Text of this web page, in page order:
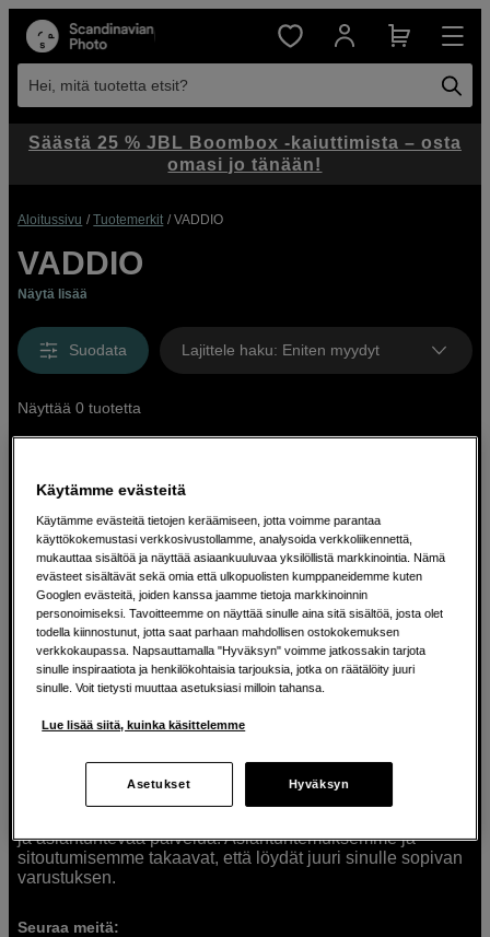
Hei, mitä tuotetta etsit?
Aloitussivu Tuotemerkit VADDIO
VADDIO
Näytä lisää
Suodata Lajittele haku: Eniten myydyt
Näyttää 0 tuotetta
Ratkaisuja luoville ihmisille jo vuodesta
1982
Olemme Scandinavian Photolla jo yli 40 vuoden ajan
auttaneet luovia ihmisiä toteuttamaan visioitaan.
Tarjoamme inspiraatiota, asiantuntemusta ja tuotteita
muun muassa valokuvauksen, äänen, videokuvauksen ja
musiikin ja taiteen harrastajia. Oikeilla työkaluilla ideat
muuttuvat todellisuudeksi. Autamme sinua valitsemaan
ja asiantuntevaa palvelua. Asiantuntemuksemme ja
sitoutumisemme takaavat, että löydät juuri sinulle sopivan
varustuksen.
Seuraa meitä:
Säästä 25 % JBL Boombox -kaiuttimista – osta
omasi jo tänään!
Käytämme evästeitä
Käytämme evästeitä tietojen keräämiseen, jotta voimme parantaa
käyttökokemustasi verkkosivustollamme, analysoida verkkoliikennettä,
mukauttaa sisältöä ja näyttää asiaankuuluvaa yksilöllistä markkinointia. Nämä
evästeet sisältävät sekä omia että ulkopuolisten kumppaneidemme kuten
Googlen evästeitä, joiden kanssa jaamme tietoja markkinoinnin
personoimiseksi. Tavoitteemme on näyttää sinulle aina sitä sisältöä, josta olet
todella kiinnostunut, jotta saat parhaan mahdollisen ostokokemuksen
verkkokaupassa. Napsauttamalla "Hyväksyn" voimme jatkossakin tarjota
sinulle inspiraatiota ja henkilökohtaisia tarjouksia, jotka on räätälöity juuri
sinulle. Voit tietysti muuttaa asetuksiasi milloin tahansa.
Lue lisää siitä, kuinka käsittelemme
Asetukset Hyväksyn